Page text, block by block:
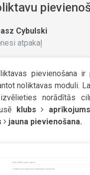
Cybulski
atpakaļ
pievienošana
noliktavas moduli.
norādītās
klubs
jauna pievienošana.